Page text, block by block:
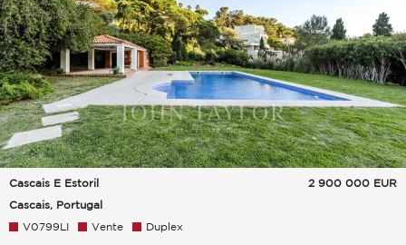
Cascais E Estoril
Cascais, Portugal
2 900 000 EUR
V0799LI Vente Duplex